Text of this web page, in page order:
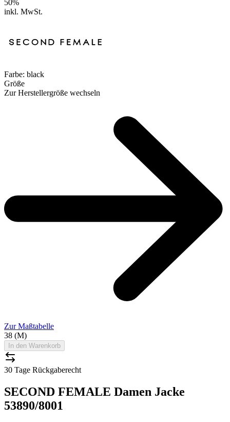
50%
inkl. MwSt.
Farbe: black
Größe
Zur Herstellergröße wechseln
Zur Maßtabelle
38 (M)
In den Warenkorb
30 Tage Rückgaberecht
SECOND FEMALE Damen Jacke
53890/8001